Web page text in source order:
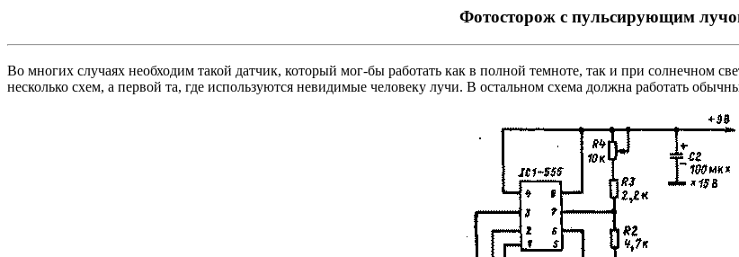
Фотосторож с пульсирующим
Во многих случаях необходим такой датчик, который мог-бы работать как в полной темноте, так и при солнечном
несколько схем, а первой та, где используются невидимые человеку лучи. В остальном схема должна работать